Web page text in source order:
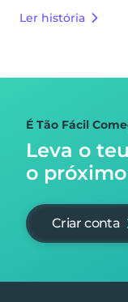
Ler história
É Tão Fácil
Leva o
o
Criar conta